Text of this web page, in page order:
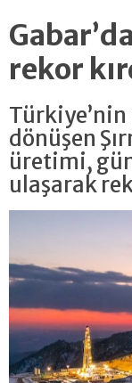
rekor
dönüşen
üretimi,
ulaşarak